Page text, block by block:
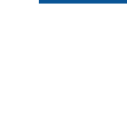
risoluzione